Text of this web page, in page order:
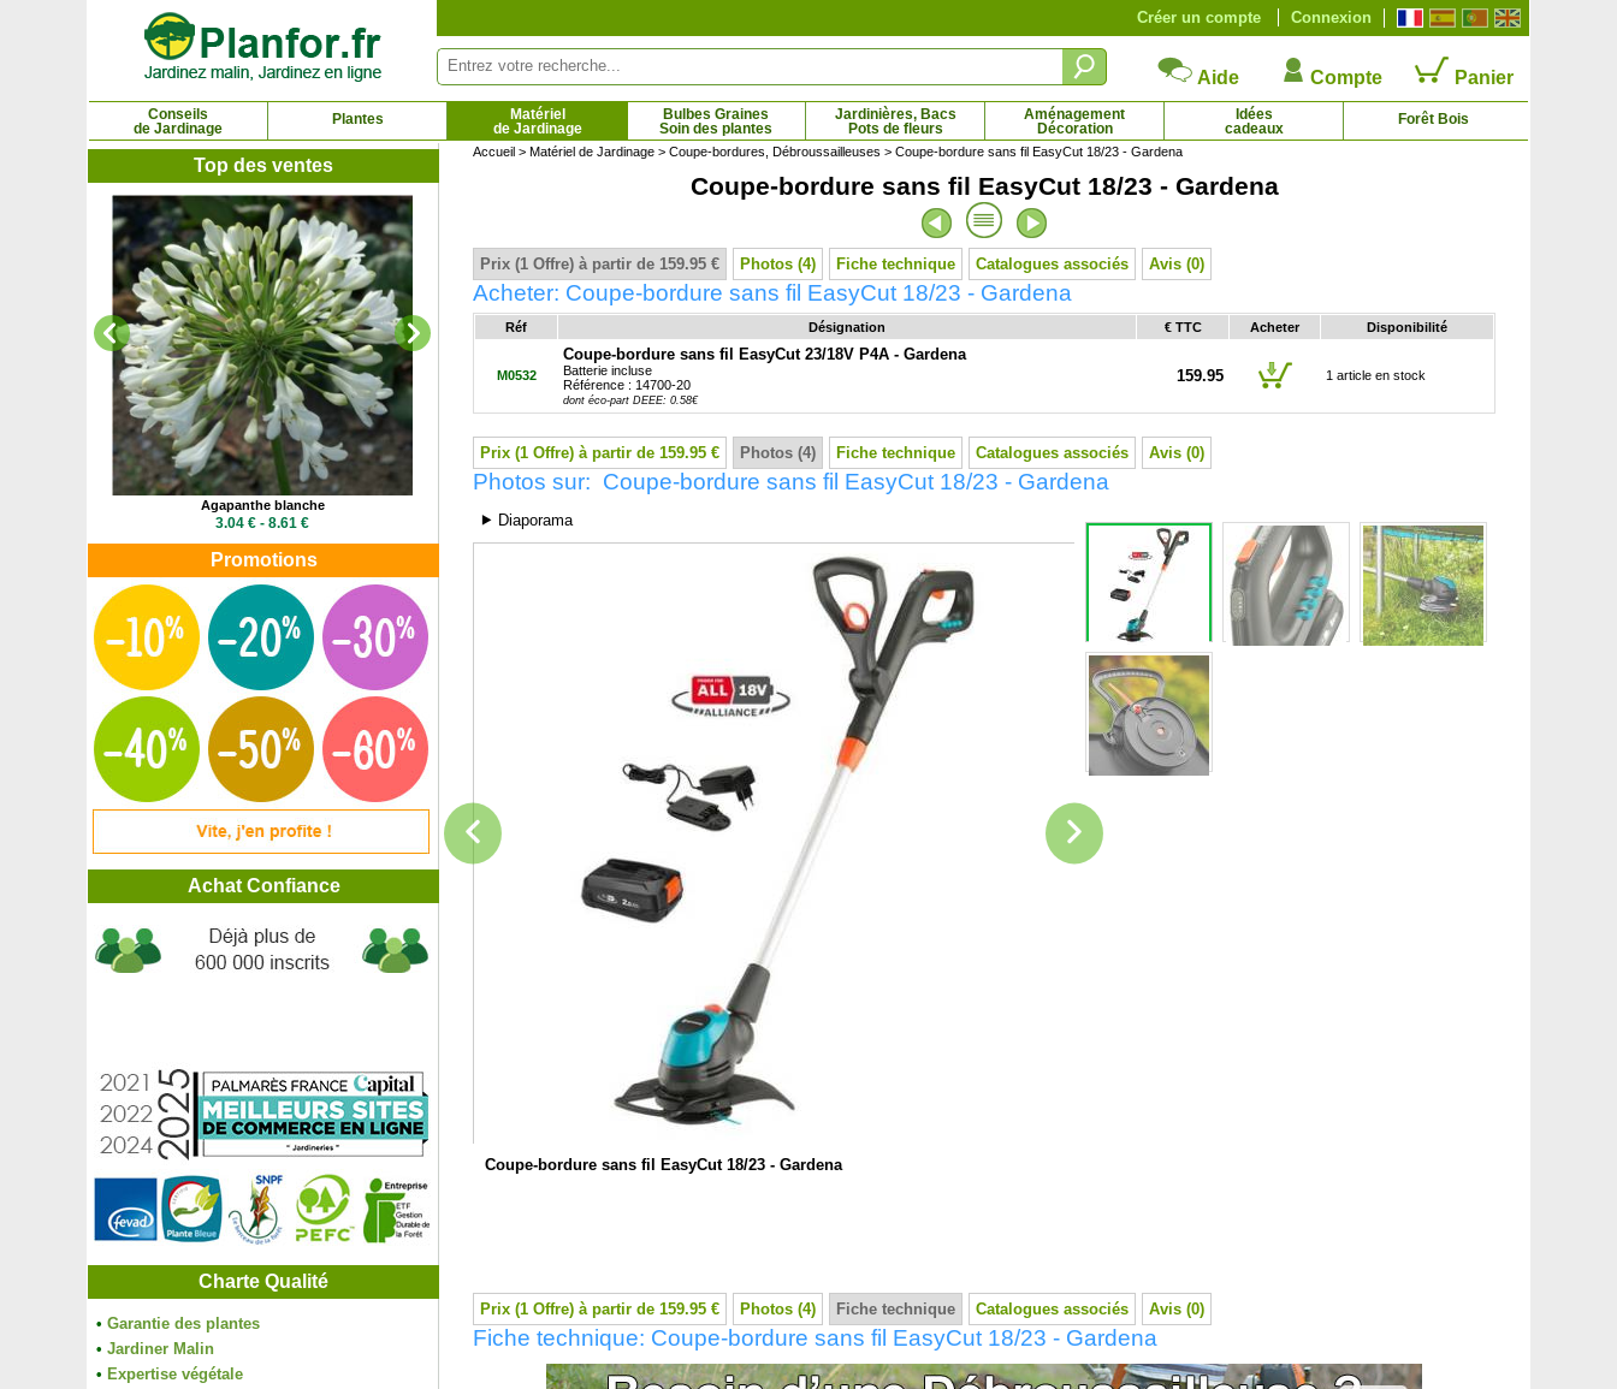
Connexion
Créer un compte
Aide Compte Panier
Conseils
de Jardinage
Plantes
Matériel
de Jardinage
Bulbes Graines
Soin des plantes
Jardinières, Bacs
Pots de fleurs
Aménagement
Décoration
Idées
cadeaux
Forêt Bois
Top des ventes
Agapanthe blanche
3.04 € - 8.61 €
Agastache bleue, Anis hysope
Promotions
Achat Confiance
Charte Qualité
• Garantie des plantes
• Jardiner Malin
• Expertise végétale
Accueil > Matériel de Jardinage > Coupe-bordures, Débroussailleuses > Coupe-bordure sans fil EasyCut 18/23 - Gardena
Coupe-bordure sans fil EasyCut 18/23 - Gardena
Prix (1 Offre) à partir de 159.95 € Photos (4) Fiche technique Catalogues associés Avis (0)
Acheter: Coupe-bordure sans fil EasyCut 18/23 - Gardena
Réf Désignation € TTC Acheter Disponibilité
M0532
Coupe-bordure sans fil EasyCut 23/18V P4A - Gardena
Batterie incluse
Référence : 14700-20
dont éco-part DEEE: 0.58€
159.95 1 article en stock
Prix (1 Offre) à partir de 159.95 € Photos (4) Fiche technique Catalogues associés Avis (0)
Photos sur: Coupe-bordure sans fil EasyCut 18/23 - Gardena
⯈ Diaporama
Coupe-bordure sans fil EasyCut 18/23 - Gardena
Prix (1 Offre) à partir de 159.95 € Photos (4) Fiche technique Catalogues associés Avis (0)
Fiche technique: Coupe-bordure sans fil EasyCut 18/23 - Gardena
Panneau de gestion des cookies